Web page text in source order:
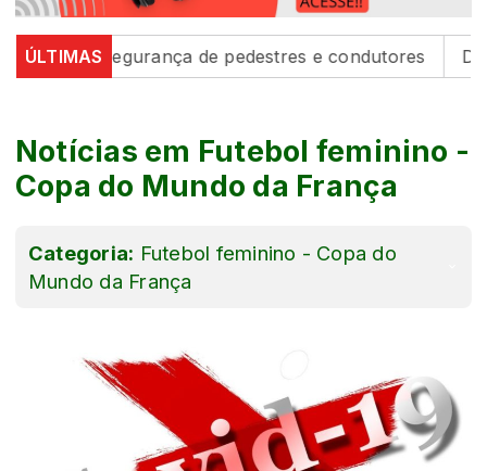
ÚLTIMAS
segurança de pedestres e condutores Defesa
Notícias em Futebol feminino -
Copa do Mundo da França
Categoria: Futebol feminino - Copa do
Mundo da França